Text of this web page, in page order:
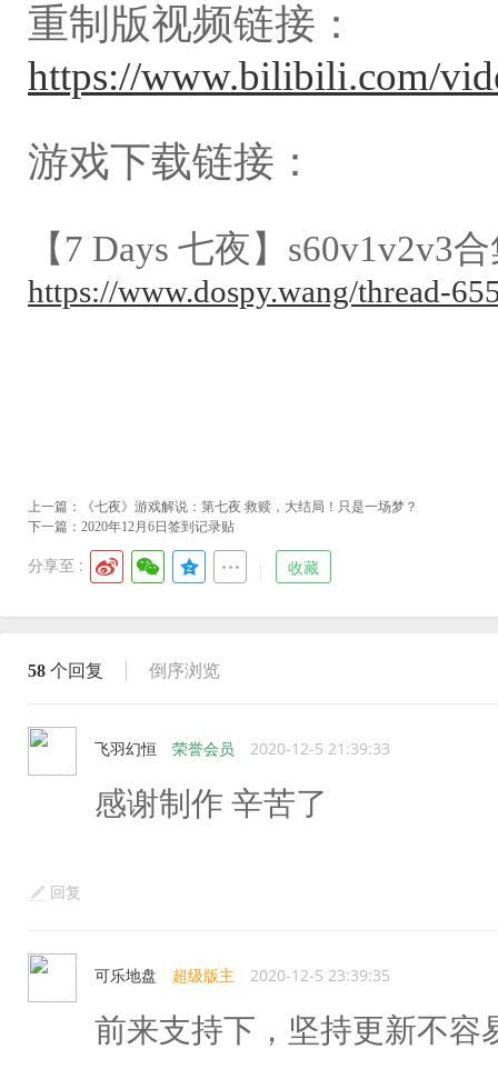
重制版视频链接：
https://www.bilibili.com/
游戏下载链接：
【7 Days 七夜】s60v1v2v3
https://www.dospy.wang/thread-
上一篇：
《七夜》游戏解说：第七夜 救赎，大结局！只是一场梦？
下一篇： 2020年12月6日签到记录贴
分享至 : 收藏
58 个回复 倒序浏览
飞羽幻恒 荣誉会员 2020-12-5 21:39:33
感谢制作 辛苦了
回复
可乐地盘 超级版主 2020-12-5 23:39:35
前来支持下，坚持更新不容